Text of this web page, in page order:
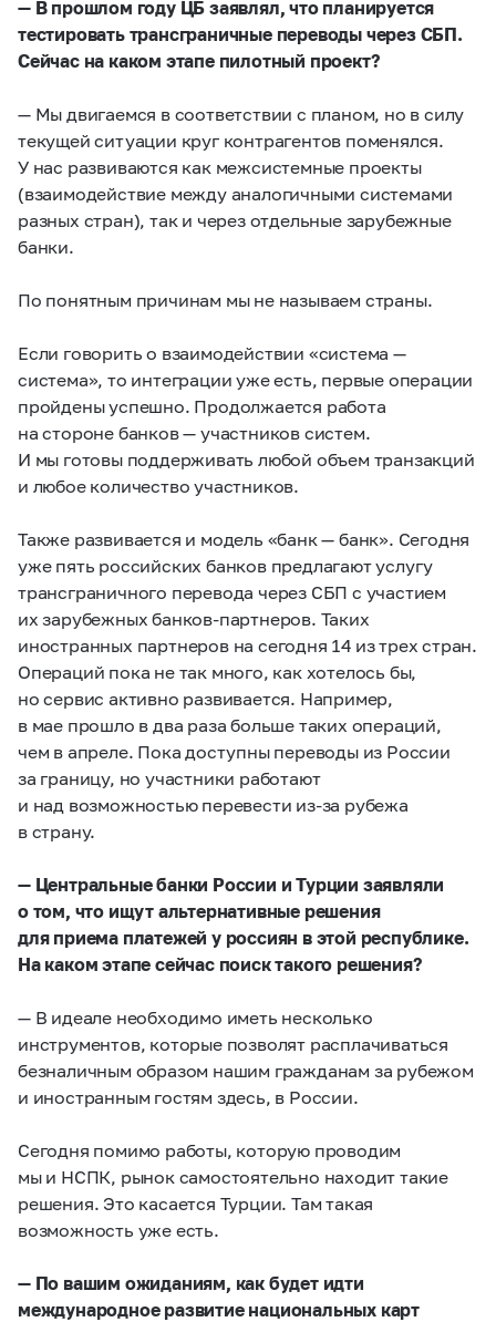
— В прошлом году ЦБ заявлял, что планируется
тестировать трансграничные переводы через СБП.
Сейчас на каком этапе пилотный проект?
— Мы двигаемся в соответствии с планом, но в силу
текущей ситуации круг контрагентов поменялся.
У нас развиваются как межсистемные проекты
(взаимодействие между аналогичными системами
разных стран), так и через отдельные зарубежные
банки.
По понятным причинам мы не называем страны.
Если говорить о взаимодействии «система —
система», то интеграции уже есть, первые операции
пройдены успешно. Продолжается работа
на стороне банков — участников систем.
И мы готовы поддерживать любой объем транзакций
и любое количество участников.
Также развивается и модель «банк — банк». Сегодня
уже пять российских банков предлагают услугу
трансграничного перевода через СБП с участием
их зарубежных банков-партнеров. Таких
иностранных партнеров на сегодня 14 из трех стран.
Операций пока не так много, как хотелось бы,
но сервис активно развивается. Например,
в мае прошло в два раза больше таких операций,
чем в апреле. Пока доступны переводы из России
за границу, но участники работают
и над возможностью перевести из-за рубежа
в страну.
— Центральные банки России и Турции заявляли
о том, что ищут альтернативные решения
для приема платежей у россиян в этой республике.
На каком этапе сейчас поиск такого решения?
— В идеале необходимо иметь несколько
инструментов, которые позволят расплачиваться
безналичным образом нашим гражданам за рубежом
и иностранным гостям здесь, в России.
Сегодня помимо работы, которую проводим
мы и НСПК, рынок самостоятельно находит такие
решения. Это касается Турции. Там такая
возможность уже есть.
— По вашим ожиданиям, как будет идти
международное развитие национальных карт